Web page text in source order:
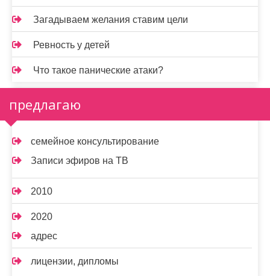
Загадываем желания ставим цели
Ревность у детей
Что такое панические атаки?
предлагаю
семейное консультирование
Записи эфиров на ТВ
2010
2020
адрес
лицензии, дипломы